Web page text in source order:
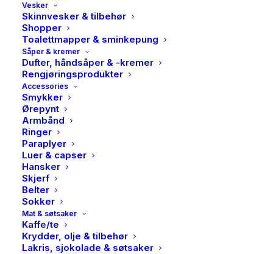
Vesker
Skinnvesker & tilbehør
Shopper
Toalettmapper & sminkepung
Såper & kremer
Dufter, håndsåper & -kremer
Rengjøringsprodukter
Accessories
Smykker
Ørepynt
Armbånd
Ringer
Paraplyer
Luer & capser
Hansker
Skjerf
Belter
Sokker
Mat & søtsaker
Kaffe/te
Krydder, olje & tilbehør
Lakris, sjokolade & søtsaker
Avigo, Eplemost, 0,75l
79,00
Lyst på en vidunderlig eplemost? Akkurat passe syrlig!
Presset av sørlandske epler, håndplukket av våre